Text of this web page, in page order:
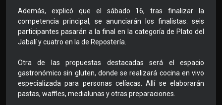
Además, explicó que el sábado 16, tras finalizar la
competencia principal, se anunciarán los finalistas: seis
participantes pasarán a la final en la categoría de Plato del
Jabalí y cuatro en la de Repostería.
Otra de las propuestas destacadas será el espacio
gastronómico sin gluten, donde se realizará cocina en vivo
especializada para personas celíacas. Allí se elaborarán
pastas, waffles, medialunas y otras preparaciones.